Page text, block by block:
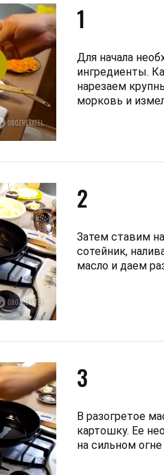
1
Для начала
ингредиенты.
нарезаем
морковь и
2
Затем ставим
сотейник,
масло и даем
3
В разогретое
картошку. Ее
на сильном